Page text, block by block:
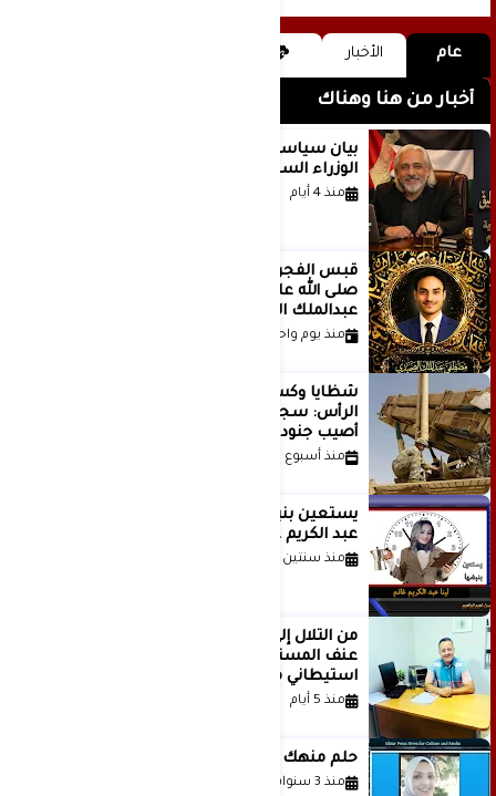
عام الأخبار
أخبار من هنا وهناك
بيان سياسي رداً على موقف مجلس
الوزراء السعودي
منذ 4 أيام
صلى الله عليه وسلم .. بقلم مصطفى
عبدالملك الصميدي | اليمن
منذ يوم واحد
شظايا وكسور في العظام وإصابات في
الرأس: سجلات جديدة تكشف كيف
أصيب جنود أمريكيون في الحرب الإيرانية
منذ أسبوع واحد
عبد الكريم غانم
منذ سنتين
من التلال إلى السيطرة.. كيف تحول
عنف المستوطنين إلى مشروع
استيطاني منظم؟
منذ 5 أيام
حلم منهك للشاعرة رانيا فخري موسى
منذ 3 سنوات